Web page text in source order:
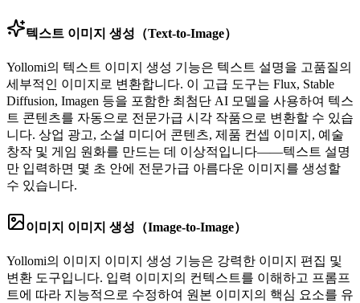
텍스트 이미지 생성（Text-to-Image）
Yollomi의 텍스트 이미지 생성 기능은 텍스트 설명을 고품질의
세부적인 이미지로 변환합니다. 이 고급 도구는 Flux, Stable
Diffusion, Imagen 등을 포함한 최첨단 AI 모델을 사용하여 텍스
트 콘텐츠를 자동으로 전문가급 시각 작품으로 변환할 수 있습
니다. 상업 광고, 소셜 미디어 콘텐츠, 제품 컨셉 이미지, 예술
창작 및 게임 원화를 만드는 데 이상적입니다——텍스트 설명
만 입력하면 몇 초 안에 전문가급 아름다운 이미지를 생성할
수 있습니다.
이미지 이미지 생성（Image-to-Image）
Yollomi의 이미지 이미지 생성 기능은 강력한 이미지 편집 및
변환 도구입니다. 입력 이미지의 컨텍스트를 이해하고 프롬프
트에 따라 지능적으로 수정하여 원본 이미지의 핵심 요소를 유